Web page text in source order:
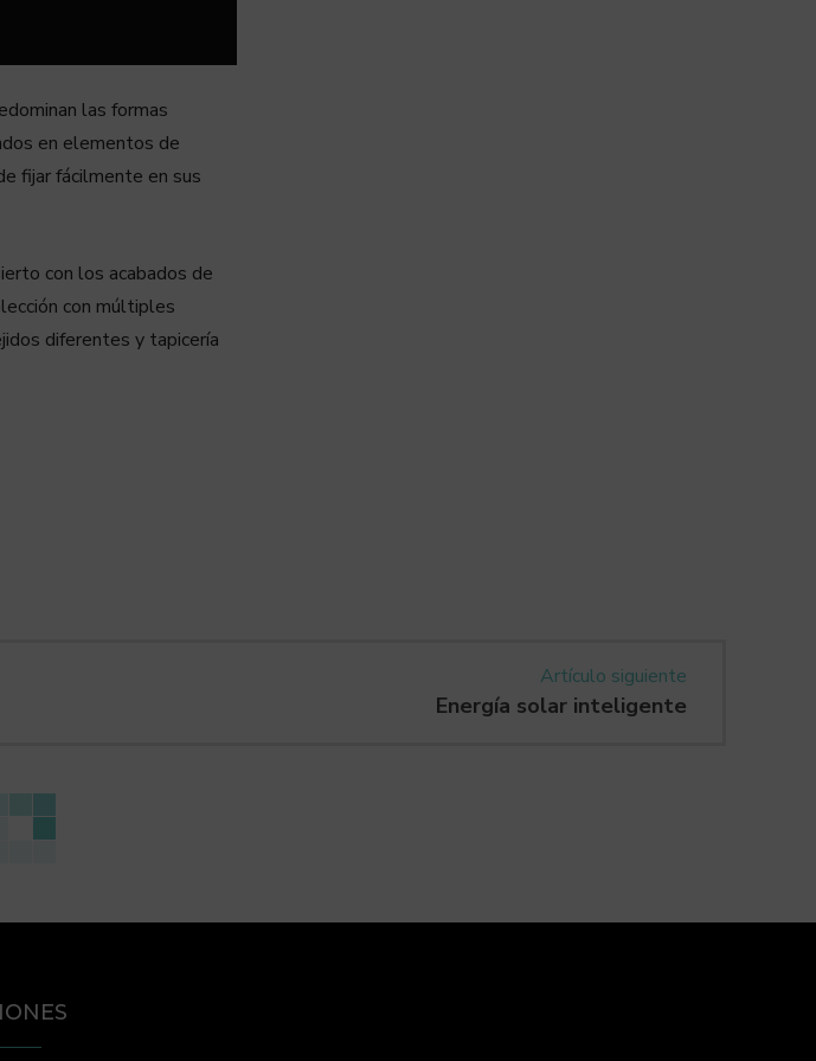
las formas
en elementos de
fijar fácilmente en sus
con los acabados de
con múltiples
diferentes y tapicería
Artículo siguiente
Energía solar inteligente